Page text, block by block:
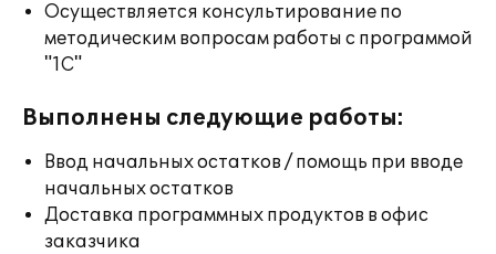
Осуществляется консультирование по
методическим вопросам работы с программой
"1С"
Выполнены следующие работы:
Ввод начальных остатков / помощь при вводе
начальных остатков
Доставка программных продуктов в офис
заказчика